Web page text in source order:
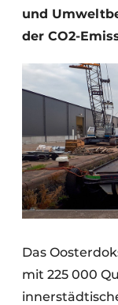
und
der CO2-
Das
mit 225 000